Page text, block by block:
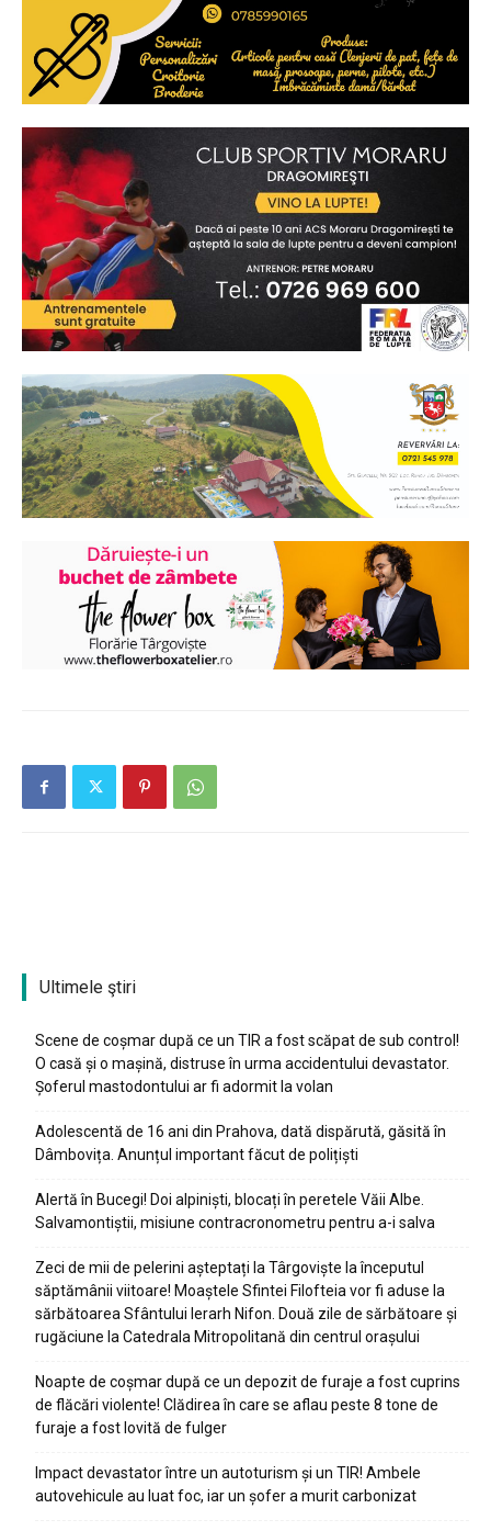
Ultimele ştiri
Scene de coșmar după ce un TIR a fost scăpat de sub control!
O casă și o mașină, distruse în urma accidentului devastator.
Șoferul mastodontului ar fi adormit la volan
Adolescentă de 16 ani din Prahova, dată dispărută, găsită în
Dâmbovița. Anunțul important făcut de polițiști
Alertă în Bucegi! Doi alpiniști, blocați în peretele Văii Albe.
Salvamontiștii, misiune contracronometru pentru a-i salva
Zeci de mii de pelerini așteptați la Târgoviște la începutul
săptămânii viitoare! Moaștele Sfintei Filofteia vor fi aduse la
sărbătoarea Sfântului Ierarh Nifon. Două zile de sărbătoare și
rugăciune la Catedrala Mitropolitană din centrul orașului
Noapte de coșmar după ce un depozit de furaje a fost cuprins
de flăcări violente! Clădirea în care se aflau peste 8 tone de
furaje a fost lovită de fulger
Impact devastator între un autoturism și un TIR! Ambele
autovehicule au luat foc, iar un șofer a murit carbonizat